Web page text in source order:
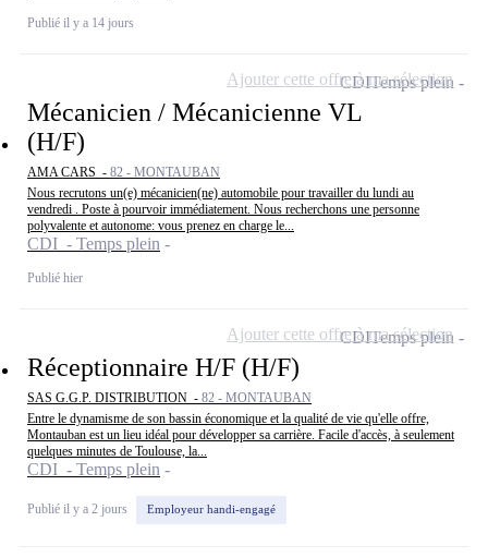
Publié il y a 14 jours
Mécanicien / Mécanicienne VL
(H/F)
AMA CARS - 82 - MONTAUBAN
Nous recrutons un(e) mécanicien(ne) automobile pour travailler du lundi au
vendredi . Poste à pourvoir immédiatement. Nous recherchons une personne
polyvalente et autonome: vous prenez en charge le...
CDI - Temps plein
Publié hier
CDITemps plein
Ajouter cette offre à ma sélection
Réceptionnaire H/F (H/F)
SAS G.G.P. DISTRIBUTION - 82 - MONTAUBAN
Entre le dynamisme de son bassin économique et la qualité de vie qu'elle offre,
Montauban est un lieu idéal pour développer sa carrière. Facile d'accès, à seulement
quelques minutes de Toulouse, la...
CDI - Temps plein
Publié il y a 2 jours Employeur handi-engagé
CDITemps plein
Ajouter cette offre à ma sélection